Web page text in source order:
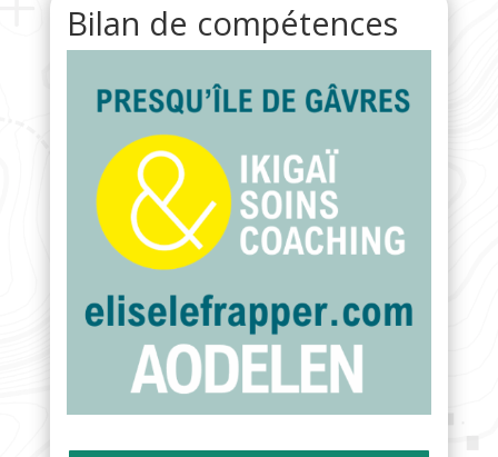
Bilan de compétences